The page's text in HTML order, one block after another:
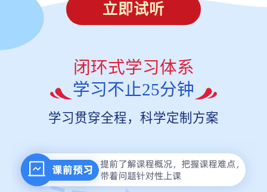
立即试听
闭环式学习体系
学习不止25分钟
学习贯穿全程，科学定制方案